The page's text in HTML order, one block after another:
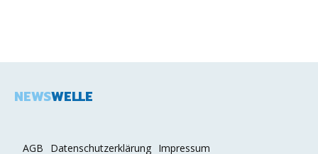
NEWSWELLE
AGB Datenschutzerklärung Impressum